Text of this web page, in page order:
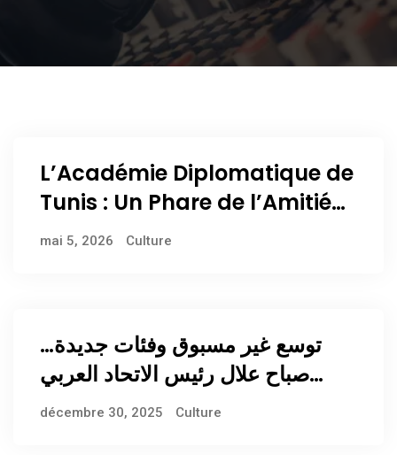
L’Académie Diplomatique de
Tunis : Un Phare de l’Amitié
Tuniso-Chinoise et un
mai 5, 2026 Culture
توسع غير مسبوق وفئات جديدة…
صباح علال رئيس الاتحاد العربي
للإعلام السياحي يطلق الجوائز
décembre 30, 2025 Culture